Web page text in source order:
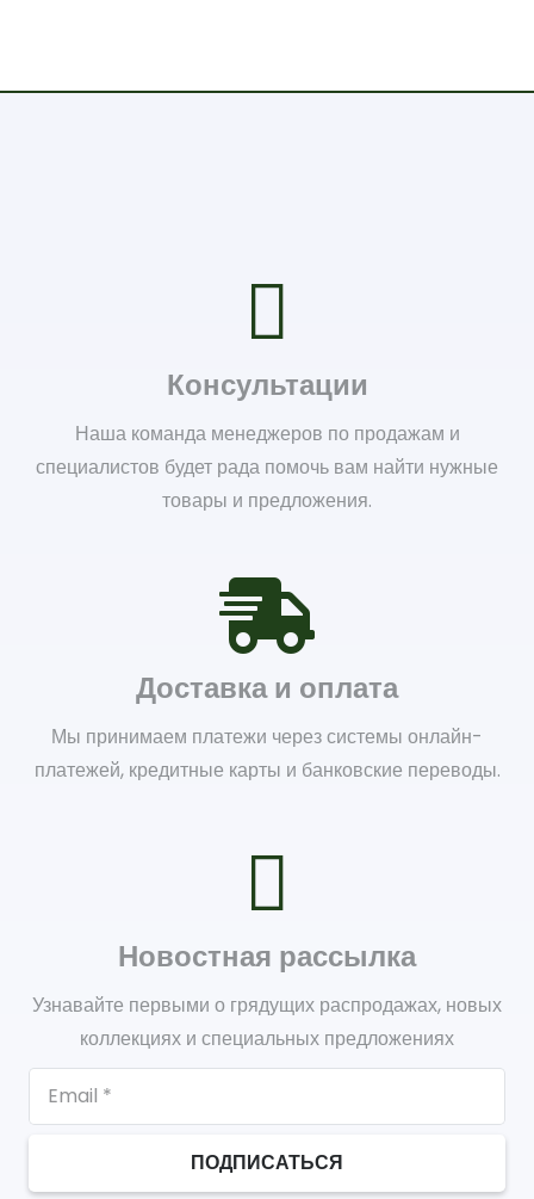
Консультации
Наша команда менеджеров по продажам и
специалистов будет рада помочь вам найти нужные
товары и предложения.
Доставка и оплата
Мы принимаем платежи через системы онлайн-
платежей, кредитные карты и банковские переводы.
Новостная рассылка
Узнавайте первыми о грядущих распродажах, новых
коллекциях и специальных предложениях
ПОДПИСАТЬСЯ